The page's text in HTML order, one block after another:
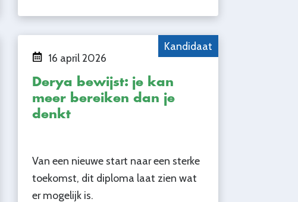
Kandidaat
16 april 2026
Derya bewijst: je kan
meer bereiken dan je
denkt
Van een nieuwe start naar een sterke
toekomst, dit diploma laat zien wat
er mogelijk is.